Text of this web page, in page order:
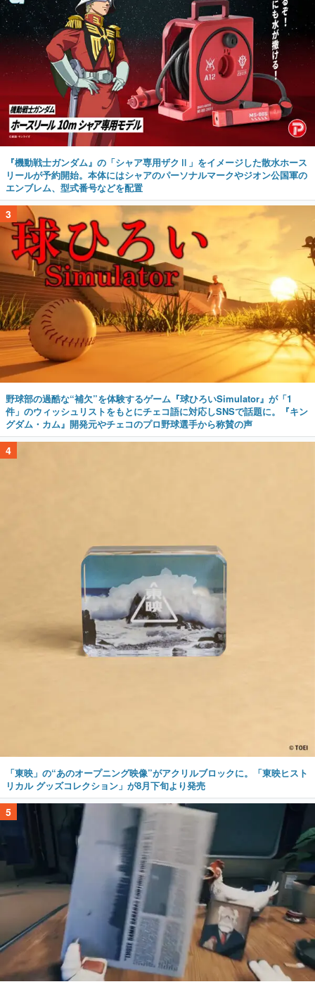
『機動戦士ガンダム』の「シャア専用ザクⅡ」をイメージした散水ホース
リールが予約開始。本体にはシャアのパーソナルマークやジオン公国軍の
エンブレム、型式番号などを配置
3
野球部の過酷な“補欠”を体験するゲーム『球ひろいSimulator』が「1
件」のウィッシュリストをもとにチェコ語に対応しSNSで話題に。『キン
グダム・カム』開発元やチェコのプロ野球選手から称賛の声
4
「東映」の“あのオープニング映像”がアクリルブロックに。「東映ヒスト
リカル グッズコレクション」が8月下旬より発売
5